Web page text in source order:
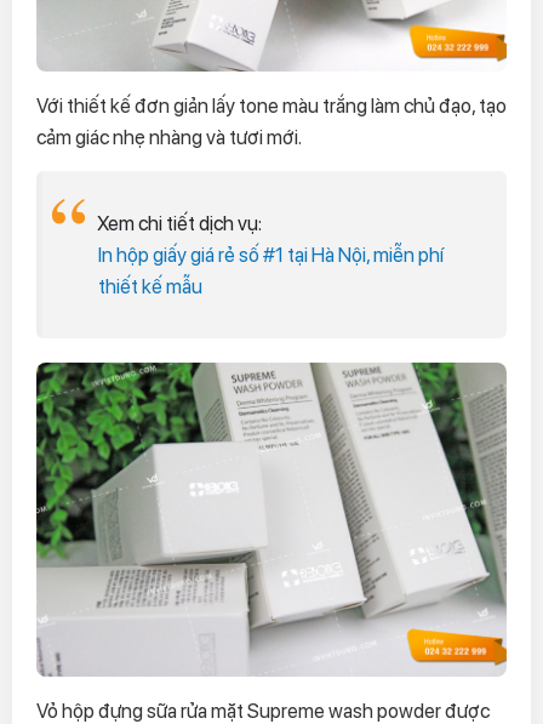
Với thiết kế đơn giản lấy tone màu trắng làm chủ đạo, tạo
cảm giác nhẹ nhàng và tươi mới.
Xem chi tiết dịch vụ:
In hộp giấy giá rẻ số #1 tại Hà Nội, miễn phí
thiết kế mẫu
Vỏ hộp đựng sữa rửa mặt Supreme wash powder được